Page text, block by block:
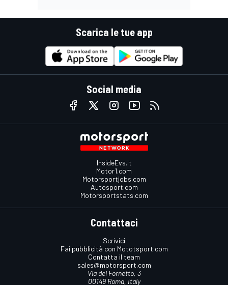
Scarica le tue app
Social media
InsideEvs.it
Motor1.com
Motorsportjobs.com
Autosport.com
Motorsportstats.com
Contattaci
Scrivici
Fai pubblicità con Mototsport.com
Contatta il team
sales@motorsport.com
Via del Fornetto, 3
00149 Roma, Italy